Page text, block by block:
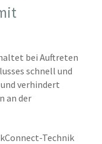
bei Auftreten
schnell und
verhindert
an der
Technik